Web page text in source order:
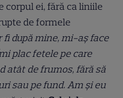
corpul ei, fără ca liniile
de formele
fi după mine, mi-aș face
plac fetele pe care
atât de frumos, fără să
sau pe fund. Am și eu